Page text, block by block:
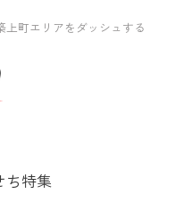
町エリアをダッシュする
ち特集